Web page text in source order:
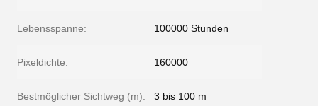
Lebensspanne: 100000 Stunden
Pixeldichte: 160000
Bestmöglicher Sichtweg (m): 3 bis 100 m